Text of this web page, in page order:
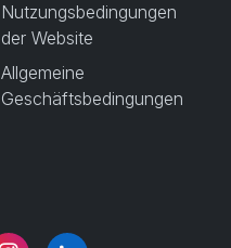
Nutzungsbedingungen
der Website
Allgemeine
Geschäftsbedingungen